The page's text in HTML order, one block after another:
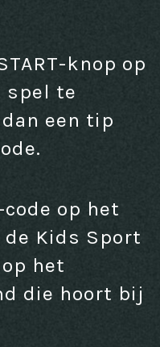
knop op
spel te
een tip
code op het
Kids Sport
het
die hoort bij